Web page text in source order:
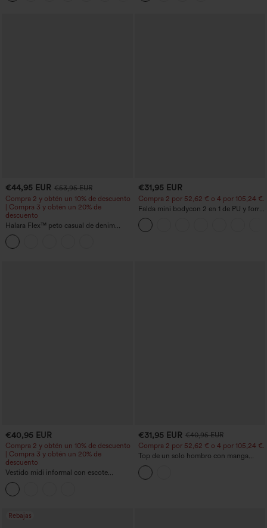
€44,95 EUR €53,95 EUR
Compra 2 y obtén un 10% de descuento
| Compra 3 y obtén un 20% de
descuento
Halara Flex™ peto casual de denim
lavado con escote cuadrado y bolsillos
€31,95 EUR
Compra 2 por 52,62 € o 4 por 105,24 €.
Falda mini bodycon 2 en 1 de PU y forro
polar, de talle alto con control de
abdomen, fruncida y con dobladillo
curvo
€40,95 EUR
Compra 2 y obtén un 10% de descuento
| Compra 3 y obtén un 20% de
descuento
Vestido midi informal con escote
redondo, sujetador integrado, sin
mangas y bajo con volantes
€31,95 EUR €40,95 EUR
Compra 2 por 52,62 € o 4 por 105,24 €.
Top de un solo hombro con manga
corta, dobladillo curvo high‑low,
sujetador integrado y estampado de
lunares, estilo casual
Rebajas